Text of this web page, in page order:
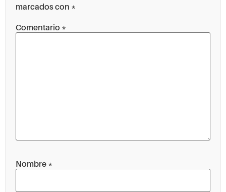
marcados con *
Comentario *
Nombre *